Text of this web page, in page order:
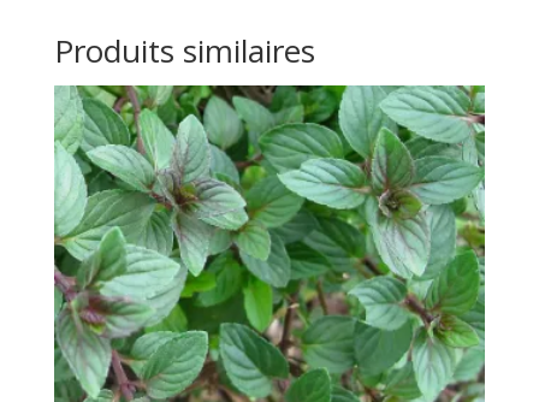
Produits similaires